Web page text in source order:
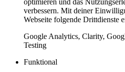
optimieren und das
verbessern. Mit deiner
Webseite folgende Drittdienste
Google Analytics, Clarity,
Testing
Funktional